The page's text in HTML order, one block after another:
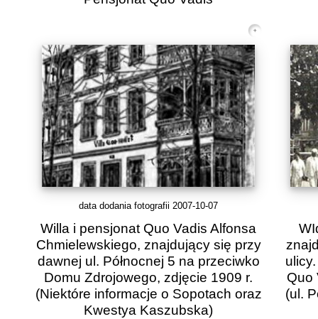
data dodania fotografii 2007-10-07
Willa i pensjonat Quo Vadis Alfonsa
Chmielewskiego, znajdujący się przy
dawnej ul. Północnej 5 na przeciwko
Domu Zdrojowego, zdjęcie 1909 r.
(Niektóre informacje o Sopotach oraz
Kwestya Kaszubska)
Quo
(ul.